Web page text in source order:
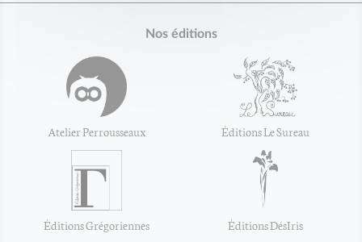
Nos éditions
Atelier Perrousseaux Éditions Le Sureau
Éditions Grégoriennes Éditions DésIris